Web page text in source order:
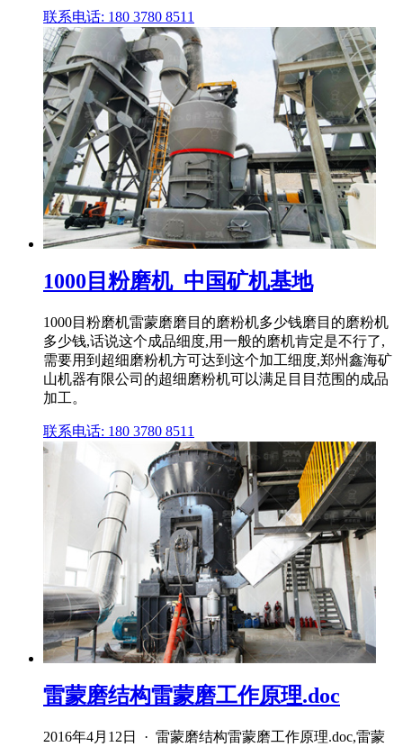
联系电话: 180 3780 8511
1000目粉磨机_中国矿机基地
1000目粉磨机雷蒙磨磨目的磨粉机多少钱磨目的磨粉机
多少钱,话说这个成品细度,用一般的磨机肯定是不行了,
需要用到超细磨粉机方可达到这个加工细度,郑州鑫海矿
山机器有限公司的超细磨粉机可以满足目目范围的成品
加工。
联系电话: 180 3780 8511
雷蒙磨结构雷蒙磨工作原理.doc
2016年4月12日 · 雷蒙磨结构雷蒙磨工作原理.doc,雷蒙